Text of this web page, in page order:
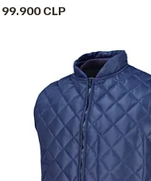
Precio
99.900 CLP